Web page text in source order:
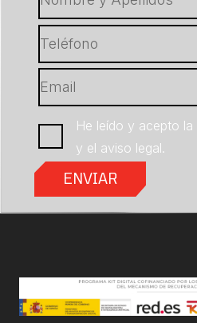
He leído y acepto la
y el aviso legal.